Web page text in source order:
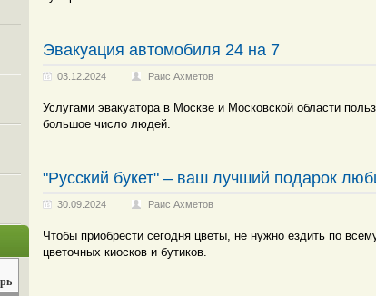
Эвакуация автомобиля 24 на 7
03.12.2024 Раис Ахметов
Услугами эвакуатора в Москве и Московской области
большое число людей.
"Русский букет" – ваш лучший подарок
30.09.2024 Раис Ахметов
Чтобы приобрести сегодня цветы, не нужно ездить по
цветочных киосков и бутиков.